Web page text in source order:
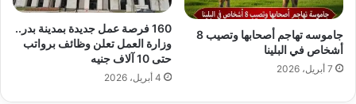
جاموسه تهاجم أصحابها وتصيب 8
أشخاص في البلينا
7 أبريل، 2026
160 فرصة عمل جديدة بمدينة بدر..
وزارة العمل تعلن وظائف برواتب
حتى 10 آلاف جنيه
4 أبريل، 2026